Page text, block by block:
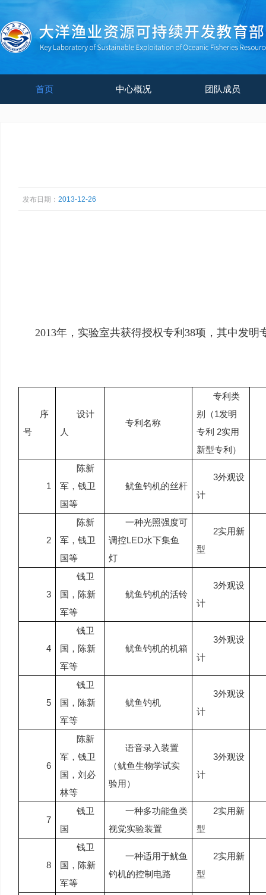
首页 中心概况 团队成员
发布日期： 2013-12-26
2013年，实验室共获得授权专利 38项，其中发明
序
号
设计
人
专利名称
专利类
别（1发明
专利 2实用
新型专利）
1
陈新
军，钱卫
国等
鱿鱼钓机的丝杆
3外观设
计
2
陈新
军，钱卫
国等
一种光照强度可
调控LED水下集鱼
灯
2实用新
型
3
钱卫
国，陈新
军等
鱿鱼钓机的活铃
3外观设
计
4
钱卫
国，陈新
军等
鱿鱼钓机的机箱
3外观设
计
5
钱卫
国，陈新
军等
鱿鱼钓机
3外观设
计
6
陈新
军，钱卫
国，刘必
林等
语音录入装置
（鱿鱼生物学试实
验用）
3外观设
计
7
钱卫
国
一种多功能鱼类
视觉实验装置
2实用新
型
8
钱卫
国，陈新
军等
一种适用于鱿鱼
钓机的控制电路
2实用新
型